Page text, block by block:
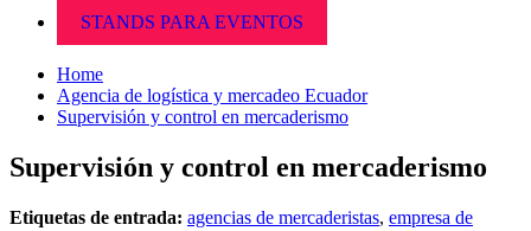
STANDS PARA EVENTOS
Home
Agencia de logística y mercadeo Ecuador
Supervisión y control en mercaderismo
Supervisión y control en mercaderismo
Etiquetas de entrada: agencias de mercaderistas, empresa de